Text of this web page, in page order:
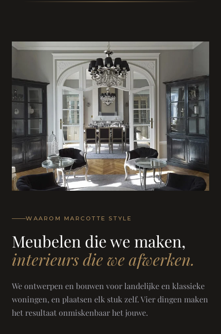
WAAROM MARCOTTE STYLE
Meubelen die we maken,
interieurs die we afwerken.
We ontwerpen en bouwen voor landelijke en klassieke
woningen, en plaatsen elk stuk zelf. Vier dingen maken
het resultaat onmiskenbaar het jouwe.